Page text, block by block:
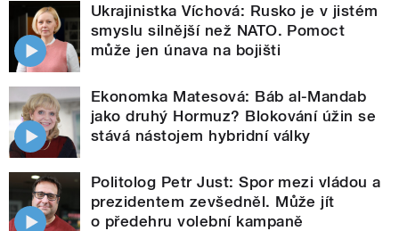
Ukrajinistka Víchová: Rusko je v jistém
smyslu silnější než NATO. Pomoct
může jen únava na bojišti
Ekonomka Matesová: Báb al-Mandab
jako druhý Hormuz? Blokování úžin se
stává nástojem hybridní války
Politolog Petr Just: Spor mezi vládou a
prezidentem zevšedněl. Může jít
o předehru volební kampaně